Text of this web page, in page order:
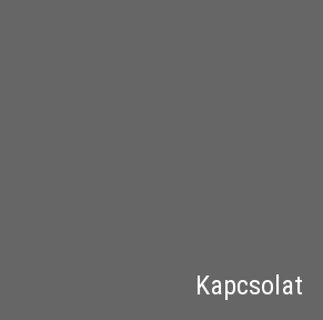
Kapcsolat